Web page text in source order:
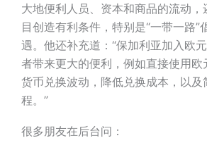
大地便利人员、资本和商品的流动，
目创造有利条件，特别是“一带一路​”
遇。他还补充道：“保加利亚加入欧
者带来更大的便利，例如直接使用
货币兑换波动，降低兑换成本，以及
程。”
很多朋友在后台问：